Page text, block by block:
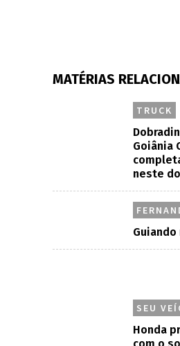
MATÉRIAS
TRUCK
Goiânia
neste
SEU
Honda